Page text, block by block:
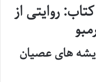
روایتی از
های عصیان